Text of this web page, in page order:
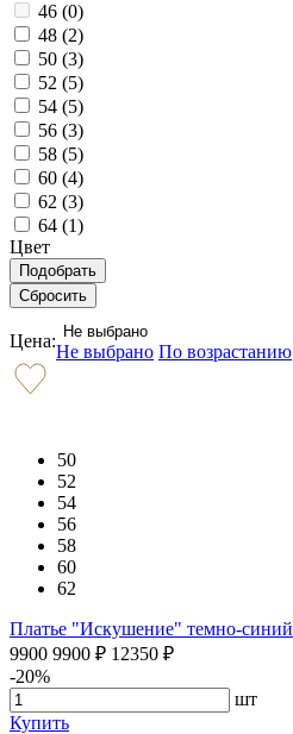
46 (0)
48 (2)
50 (3)
52 (5)
54 (5)
56 (3)
58 (5)
60 (4)
62 (3)
64 (1)
Цвет
Цена: Не выбрано
Не выбрано По возрастанию
50
52
54
56
58
60
62
Платье "Искушение" темно-синий
9900 9900 ₽ 12350 ₽
-20%
шт
Купить